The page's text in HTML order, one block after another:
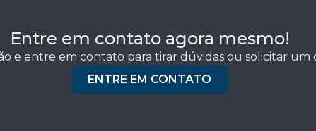
Entre em contato agora mesmo!
e entre em contato para tirar dúvidas ou solicitar um
ENTRE EM CONTATO